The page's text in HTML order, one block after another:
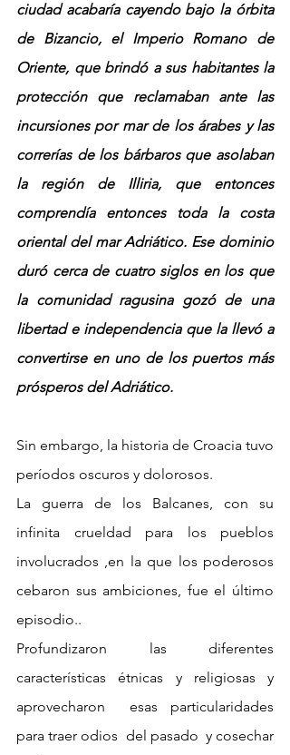
ciudad acabaría cayendo bajo la órbita
de Bizancio, el Imperio Romano de
Oriente, que brindó a sus habitantes la
protección que reclamaban ante las
incursiones por mar de los árabes y las
correrías de los bárbaros que asolaban
la región de Illiria, que entonces
comprendía entonces toda la costa
oriental del mar Adriático. Ese dominio
duró cerca de cuatro siglos en los que
la comunidad ragusina gozó de una
libertad e independencia que la llevó a
convertirse en uno de los puertos más
prósperos del Adriático.
Sin embargo, la historia de Croacia tuvo
períodos oscuros y dolorosos.
La guerra de los Balcanes, con su
infinita crueldad para los pueblos
involucrados ,en la que los poderosos
cebaron sus ambiciones, fue el último
episodio..
Profundizaron las diferentes
características étnicas y religiosas y
aprovecharon  esas particularidades
para traer odios  del pasado  y cosechar